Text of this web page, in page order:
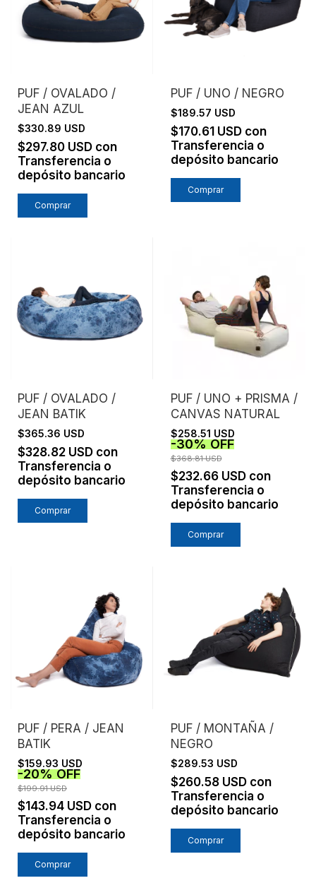
PUF / OVALADO /
JEAN AZUL
$330.89 USD
$297.80 USD con
Transferencia o
depósito bancario
PUF / UNO / NEGRO
$189.57 USD
$170.61 USD con
Transferencia o
depósito bancario
PUF / OVALADO /
JEAN BATIK
$365.36 USD
$328.82 USD con
Transferencia o
depósito bancario
PUF / UNO + PRISMA /
CANVAS NATURAL
$258.51 USD
-30%OFF
$368.81 USD
$232.66 USD con
Transferencia o
depósito bancario
PUF / PERA / JEAN
BATIK
$159.93 USD
-20%OFF
$199.91 USD
$143.94 USD con
Transferencia o
depósito bancario
PUF / MONTAÑA /
NEGRO
$289.53 USD
$260.58 USD con
Transferencia o
depósito bancario